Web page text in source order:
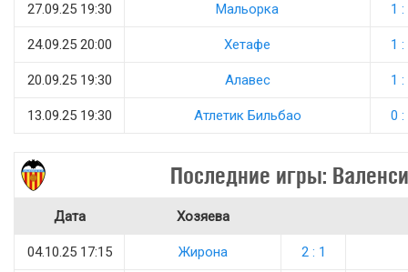
27.09.25 19:30 Мальорка 1 :
24.09.25 20:00 Хетафе 1 :
20.09.25 19:30 Алавес 1 :
13.09.25 19:30 Атлетик Бильбао 0 :
Последние игры:
Дата Хозяева
04.10.25 17:15 Жирона 2 : 1